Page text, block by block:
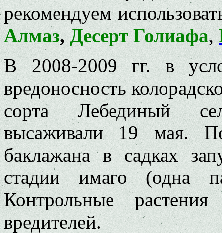
рекомендуем
Алмаз, Десерт Голиафа,
В 2008-2009 гг. в
вредоносность
сорта Лебединый
высаживали 19 мая.
баклажана в садках
стадии имаго (одна
Контрольные
вредителей.